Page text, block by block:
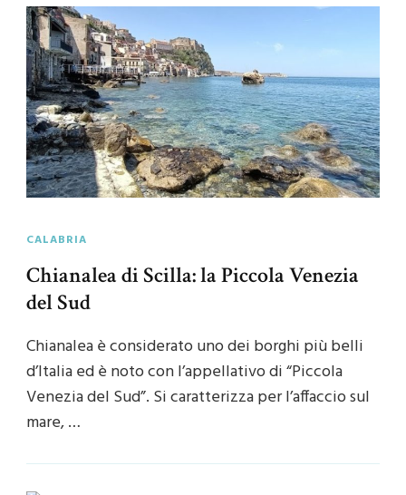
CALABRIA
Chianalea di Scilla: la Piccola Venezia
del Sud
Chianalea è considerato uno dei borghi più belli
d’Italia ed è noto con l’appellativo di “Piccola
Venezia del Sud”. Si caratterizza per l’affaccio sul
mare, …